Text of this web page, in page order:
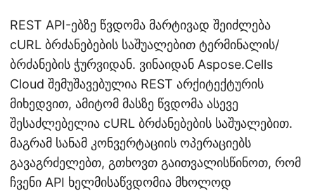
REST API-ებზე წვდომა მარტივად შეიძლება
cURL ბრძანებების საშუალებით ტერმინალის/
ბრძანების ჭურვიდან. ვინაიდან Aspose.Cells
Cloud შემუშავებულია REST არქიტექტურის
მიხედვით, ამიტომ მასზე წვდომა ასევე
შესაძლებელია cURL ბრძანებების საშუალებით.
მაგრამ სანამ კონვერტაციის ოპერაციებს
გავაგრძელებთ, გთხოვთ გაითვალისწინოთ, რომ
ჩვენი API ხელმისაწვდომია მხოლოდ